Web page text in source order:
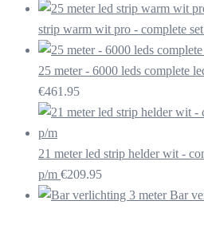
strip warm wit pro - complete set
25 meter - 6000 leds complete
€461.95
21 meter led strip helder wit -
p/m €209.95
Bar